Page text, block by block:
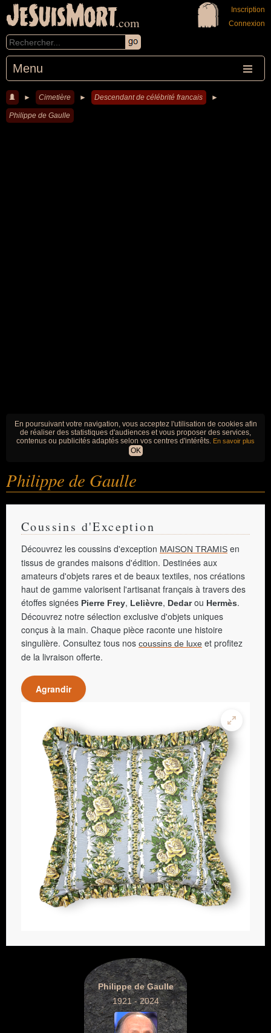
JeSuisMort.com
Menu
Inscription
Connexion
► Cimetière ► Descendant de célébrité francais ►
Philippe de Gaulle
En poursuivant votre navigation, vous acceptez l'utilisation de cookies afin
de réaliser des statistiques d'audiences et vous proposer des services,
contenus ou publicités adaptés selon vos centres d'intérêts. En savoir plus
OK
Philippe de Gaulle
Coussins d'Exception
Découvrez les coussins d'exception MAISON TRAMIS en
tissus de grandes maisons d'édition. Destinées aux
amateurs d'objets rares et de beaux textiles, nos créations
haut de gamme valorisent l'artisanat français à travers des
étoffes signées Pierre Frey, Lelièvre, Dedarou Hermès.
Découvrez notre sélection exclusive d'objets uniques
conçus à la main. Chaque pièce raconte une histoire
singulière. Consultez tous nos coussins de luxe et profitez
de la livraison offerte.
Agrandir
Philippe de Gaulle
1921 - 2024